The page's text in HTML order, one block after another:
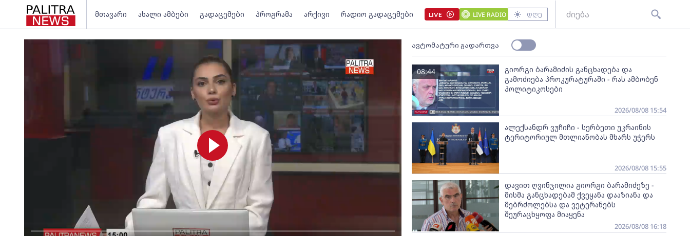
მთავარი ახალი ამბები გადაცემები პროგრამა არქივი რადიო გადაცემები LIVE LIVE RADIO დღე
ავტომატური გადართვა
გიორგი ბარამიძის განცხადება და
გამოძიება პროკურატურაში - რას ამბობენ
პოლიტიკოსები
08:44
2026/08/08 15:54
ალექსანდრ ვუჩიჩი - სერბეთი უკრაინის
ტერიტორიულ მთლიანობას მხარს უჭერს
2026/08/08 15:55
დავით ღვინჯილია გიორგი ბარამიძეზე -
მისმა განცხადებამ ქვეყანა დააზიანა და
მებრძოლებსა და ვეტერანებს
შეურაცხყოფა მიაყენა
2026/08/08 16:18